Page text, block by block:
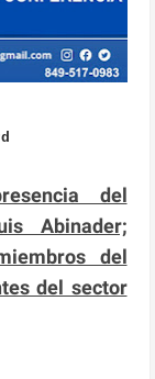
del
Abinader;
del
del sector